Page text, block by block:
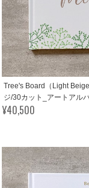
Tree's Board（Light
ジ/30カット_アートアル
¥40,500